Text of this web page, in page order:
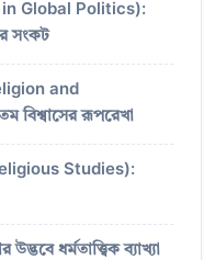
Global Politics):
সংকট
and
বিশ্বাসের রূপরেখা
Studies):
ধর্মতাত্ত্বিক ব্যাখ্যা